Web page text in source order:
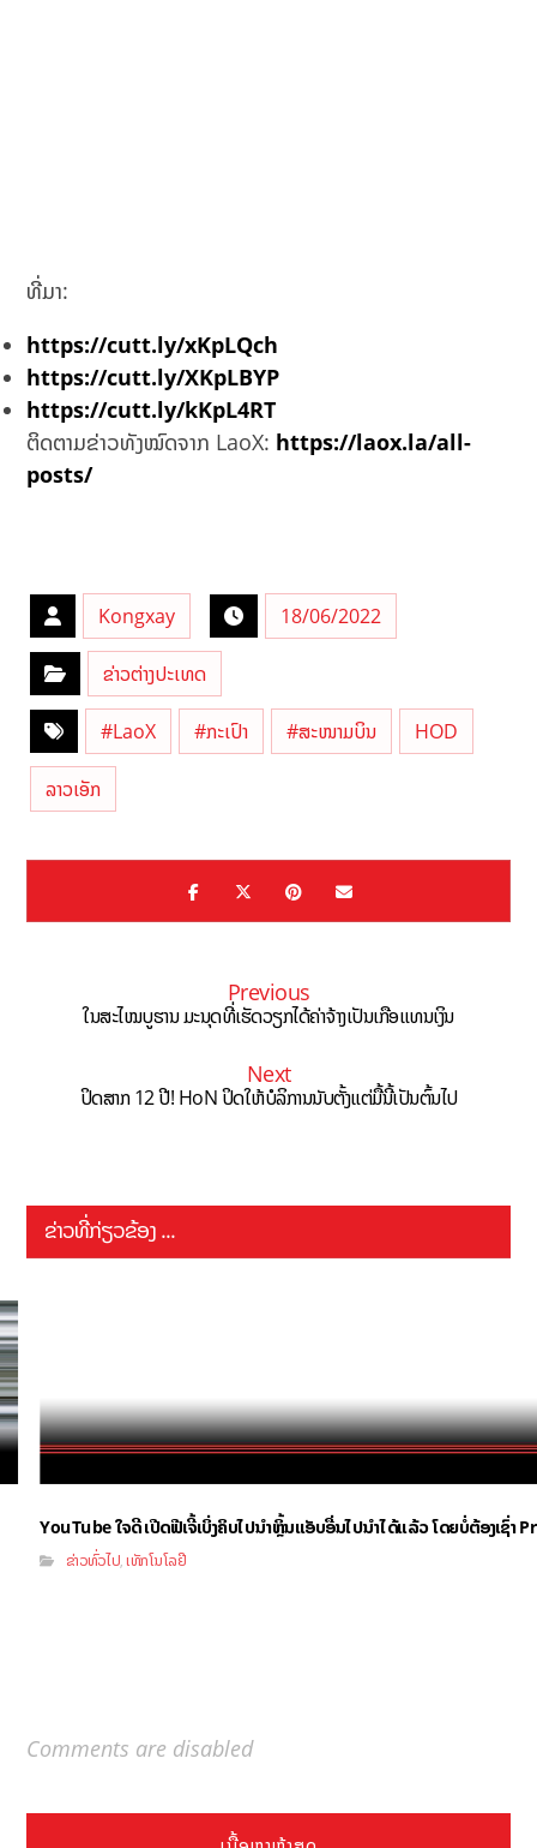
ທີ່ມາ:
https://cutt.ly/xKpLQch
https://cutt.ly/XKpLBYP
https://cutt.ly/kKpL4RT
ຕິດຕາມຂ່າວທັງໝົດຈາກ LaoX: https://laox.la/all-
posts/
Kongxay 18/06/2022
ຂ່າວຕ່າງປະເທດ
#LaoX #ກະເປົາ #ສະໜາມບິນ HOD
ລາວເອັກ
Previous
ໃນສະໄໝບູຮານ ມະນຸດທີ່ເຮັດວຽກໄດ້ຄ່າຈ້າງເປັນເກືອແທນເງິນ
Next
ປິດສາກ 12 ປີ! HoN ປິດໃຫ້ບໍລິການນັບຕັ້ງແຕ່ມື້ນີ້ເປັນຕົ້ນໄປ
ຂ່າວທີ່ກ່ຽວຂ້ອງ ...
YouTube ໃຈດີ ເປີດຟີເຈີ້ເບິ່ງຄິບໄປນຳຫຼິ້ນແອັບອື່ນໄປນຳໄດ້ແລ້ວ ໂດຍບໍ່ຕ້ອງເຊົ່າ
ຂ່າວທົ່ວໄປ ,ເທັກໂນໂລຢີ
Comments are disabled